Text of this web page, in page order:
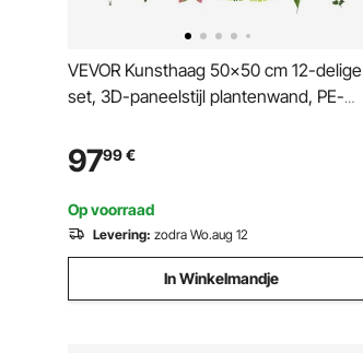
VEVOR Kunsthaag 50x50 cm 12-delige
set, 3D-paneelstijl plantenwand, PE-
kunstplanten balkonbekleding voor
bruiloften, buitentuinen, achtertuinen
9799€
Op voorraad
Levering: zodra Wo.aug 12
In Winkelmandje